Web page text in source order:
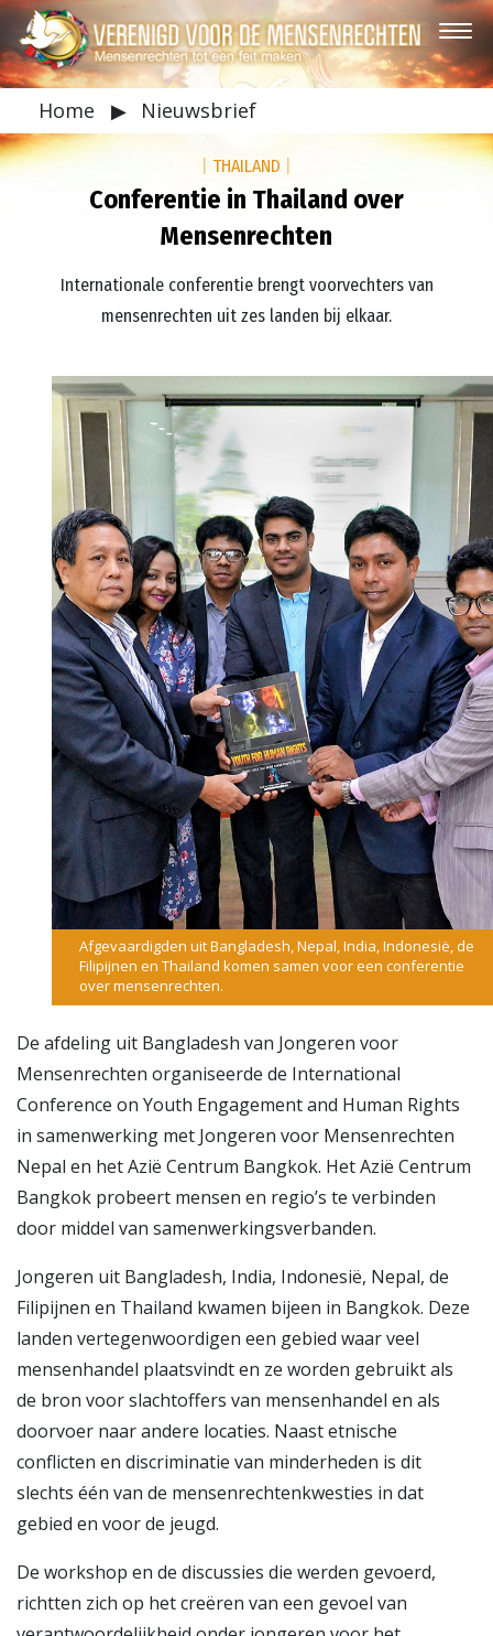
Home ▶ Nieuwsbrief
THAILAND
Conferentie in Thailand over
Mensenrechten
Internationale conferentie brengt voorvechters van
mensenrechten uit zes landen bij elkaar.
Afgevaardigden uit Bangladesh, Nepal, India, Indonesië, de
Filipijnen en Thailand komen samen voor een conferentie
over mensenrechten.
De afdeling uit Bangladesh van Jongeren voor
Mensenrechten organiseerde de International
Conference on Youth Engagement and Human Rights
in samenwerking met Jongeren voor Mensenrechten
Nepal en het Azië Centrum Bangkok. Het Azië Centrum
Bangkok probeert mensen en regio’s te verbinden
door middel van samenwerkingsverbanden.
Jongeren uit Bangladesh, India, Indonesië, Nepal, de
Filipijnen en Thailand kwamen bijeen in Bangkok. Deze
landen vertegenwoordigen een gebied waar veel
mensenhandel plaatsvindt en ze worden gebruikt als
de bron voor slachtoffers van mensenhandel en als
doorvoer naar andere locaties. Naast etnische
conflicten en discriminatie van minderheden is dit
slechts één van de mensenrechtenkwesties in dat
gebied en voor de jeugd.
De workshop en de discussies die werden gevoerd,
richtten zich op het creëren van een gevoel van